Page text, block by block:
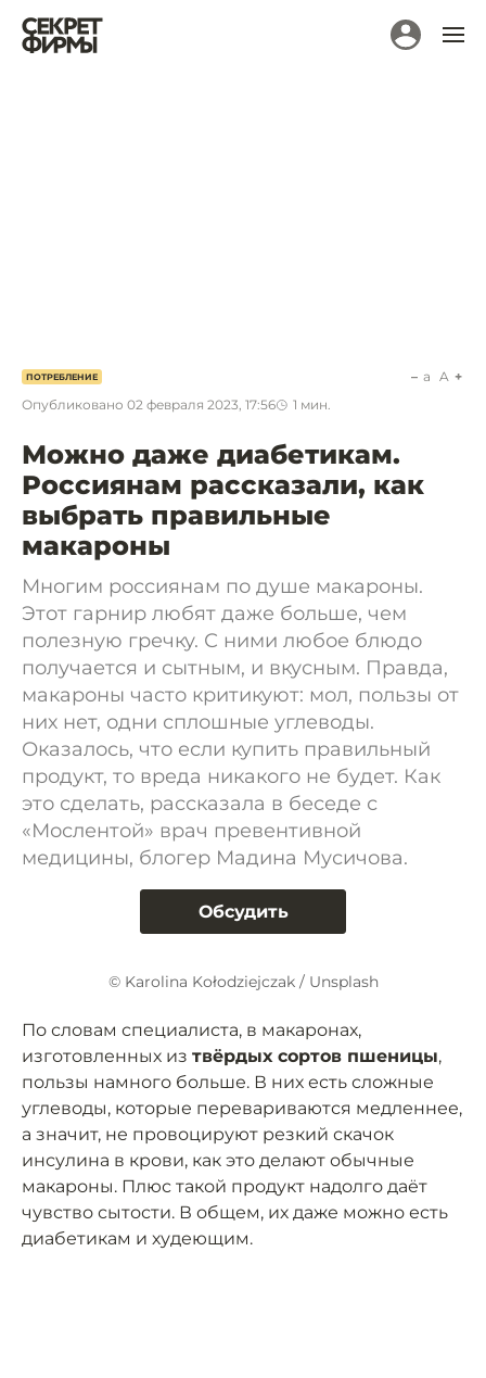
ПОТРЕБЛЕНИЕ
Опубликовано 02 февраля 2023, 17:56 1 мин.
a A
Можно даже диабетикам.
Россиянам рассказали, как
выбрать правильные
макароны
Многим россиянам по душе макароны.
Этот гарнир любят даже больше, чем
полезную гречку. С ними любое блюдо
получается и сытным, и вкусным. Правда,
макароны часто критикуют: мол, пользы от
них нет, одни сплошные углеводы.
Оказалось, что если купить правильный
продукт, то вреда никакого не будет. Как
это сделать, рассказала в беседе с
«Мослентой» врач превентивной
медицины, блогер Мадина Мусичова.
Обсудить
© Karolina Kołodziejczak / Unsplash
По словам специалиста, в макаронах,
изготовленных из твёрдых сортов пшеницы,
пользы намного больше. В них есть сложные
углеводы, которые перевариваются медленнее,
а значит, не провоцируют резкий скачок
инсулина в крови, как это делают обычные
макароны. Плюс такой продукт надолго даёт
чувство сытости. В общем, их даже можно есть
диабетикам и худеющим.